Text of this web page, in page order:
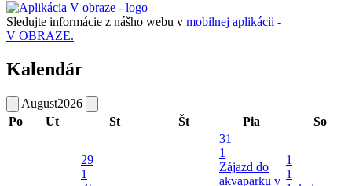
Sledujte informácie z nášho webu v mobilnej aplikácii -
V OBRAZE.
Kalendár
August2026
Po
Ut St Št Pia So
29
1
31
1
Zájazd do
akvaparku v
1
1